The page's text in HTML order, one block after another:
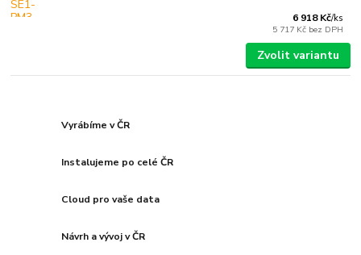
6 918 Kč/ks
5 717 Kč bez DPH
Zvolit variantu
Vyrábíme v ČR
Instalujeme po celé ČR
Cloud pro vaše data
Návrh a vývoj v ČR